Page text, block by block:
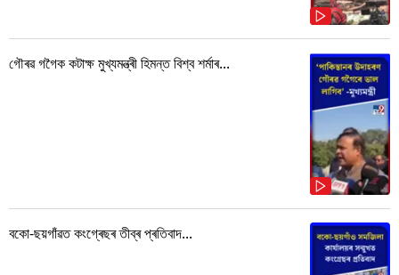
গৌৰৱ গগৈক কটাক্ষ মুখ্যমন্ত্ৰী হিমন্ত বিশ্ব শৰ্মাৰ...
বকো-ছয়গাঁৱত কংগ্ৰেছৰ তীব্ৰ প্ৰতিবাদ...